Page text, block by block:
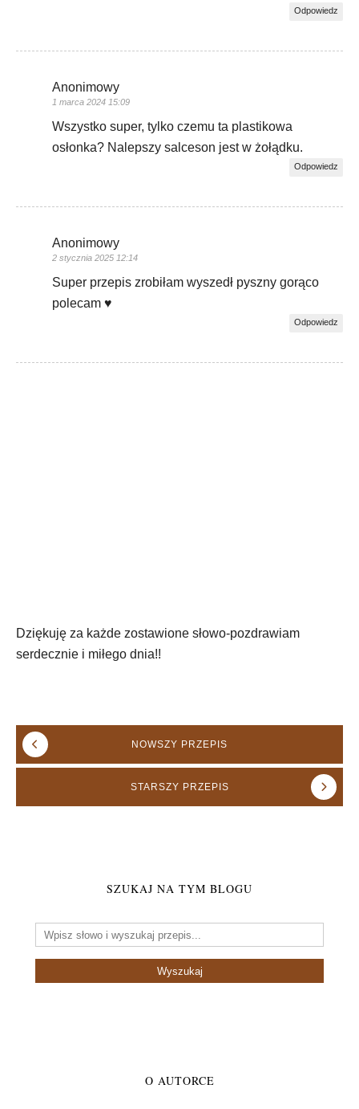
Odpowiedz
Anonimowy
1 marca 2024 15:09
Wszystko super, tylko czemu ta plastikowa
osłonka? Nalepszy salceson jest w żołądku.
Odpowiedz
Anonimowy
2 stycznia 2025 12:14
Super przepis zrobiłam wyszedł pyszny gorąco
polecam ♥️
Odpowiedz
Dziękuję za każde zostawione słowo-pozdrawiam
serdecznie i miłego dnia!!
NOWSZY PRZEPIS
STARSZY PRZEPIS
SZUKAJ NA TYM BLOGU
O AUTORCE